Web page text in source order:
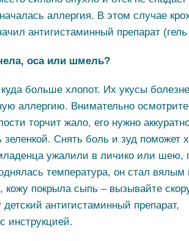
аллергия. В этом случае
антигистаминный препарат
оса или шмель?
больше хлопот. Их укусы
аллергию. Внимательно
торчит жало, его нужно
зеленкой. Снять боль и зуд поможет
ужалили в личико или шею,
температура, он стал
кожу покрыла сыпь – вызывайте
антигистаминный препарат,
инструкцией.